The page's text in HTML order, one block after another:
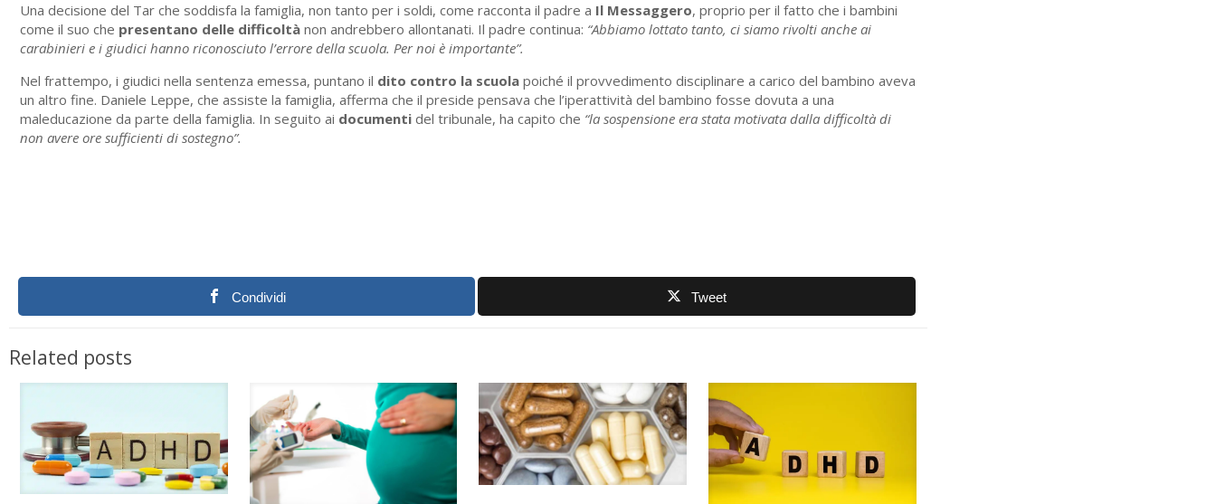
Una decisione del Tar che soddisfa la famiglia, non tanto per i soldi, come racconta il padre a Il Messaggero, proprio per il fatto che i bambini
come il suo che presentano delle difficoltà non andrebbero allontanati. Il padre continua: “Abbiamo lottato tanto, ci siamo rivolti anche ai
carabinieri e i giudici hanno riconosciuto l’errore della scuola. Per noi è importante”.
Nel frattempo, i giudici nella sentenza emessa, puntano il dito contro la scuola poiché il provvedimento disciplinare a carico del bambino aveva
un altro fine. Daniele Leppe, che assiste la famiglia, afferma che il preside pensava che l’iperattività del bambino fosse dovuta a una
maleducazione da parte della famiglia. In seguito ai documenti del tribunale, ha capito che “la sospensione era stata motivata dalla difficoltà di
non avere ore sufficienti di sostegno”.
Condividi Tweet
Related posts